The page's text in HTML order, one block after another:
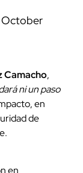
October
Camacho,
ni un paso
en
de